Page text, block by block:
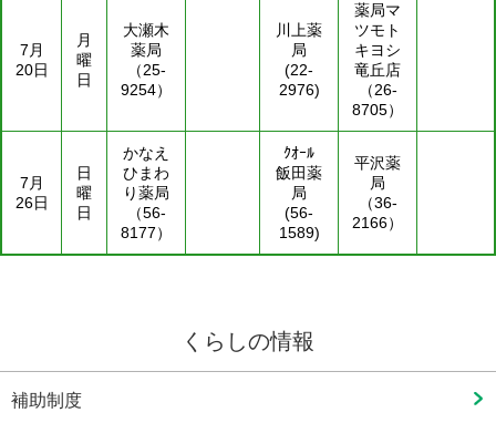
7月
20日
月
曜
日
大瀬木
薬局
（25-
9254）
川上薬
局
(22-
2976)
薬局マ
ツモト
キヨシ
竜丘店
（26-
8705）
7月
26日
日
曜
日
かなえ
ひまわ
り薬局
（56-
8177）
ｸｵｰﾙ
飯田薬
局
(56-
1589)
平沢薬
局
（36-
2166）
くらしの情報
補助制度